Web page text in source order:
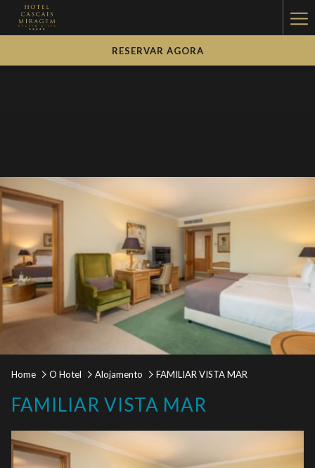
RESERVAR AGORA
Home O Hotel Alojamento FAMILIAR VISTA MAR
FAMILIAR VISTA MAR